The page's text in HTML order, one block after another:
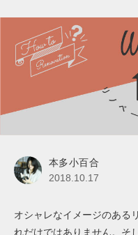
本多小百合
2018.10.17
オシャレなイメージのある
れだけではありません。そ